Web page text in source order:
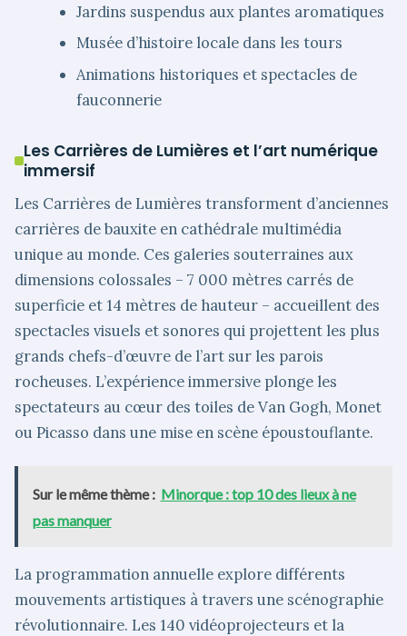
Jardins suspendus aux plantes aromatiques
Musée d’histoire locale dans les tours
Animations historiques et spectacles de
fauconnerie
Les Carrières de Lumières et l’art numérique
immersif
Les Carrières de Lumières transforment d’anciennes
carrières de bauxite en cathédrale multimédia
unique au monde. Ces galeries souterraines aux
dimensions colossales – 7 000 mètres carrés de
superficie et 14 mètres de hauteur – accueillent des
spectacles visuels et sonores qui projettent les plus
grands chefs-d’œuvre de l’art sur les parois
rocheuses. L’expérience immersive plonge les
spectateurs au cœur des toiles de Van Gogh, Monet
ou Picasso dans une mise en scène époustouflante.
Sur le même thème : Minorque : top 10 des lieux à ne
pas manquer
La programmation annuelle explore différents
mouvements artistiques à travers une scénographie
révolutionnaire. Les 140 vidéoprojecteurs et la